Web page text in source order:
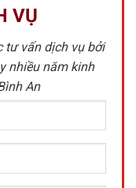
VỤ
tư vấn dịch vụ bởi
nhiều năm kinh
An